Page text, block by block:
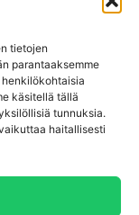
tietojen
parantaaksemme
käsitellä tällä
tunnuksia.
haitallisesti